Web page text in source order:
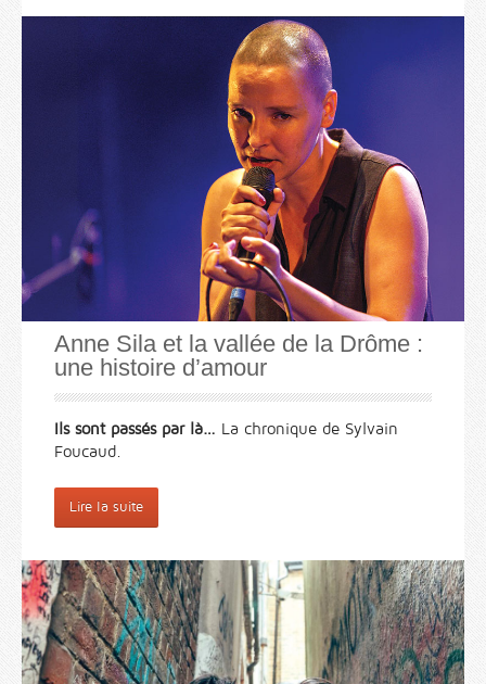
Anne Sila et la vallée de la Drôme :
une histoire d’amour
Ils sont passés par là… La chronique de Sylvain
Foucaud.
Lire la suite